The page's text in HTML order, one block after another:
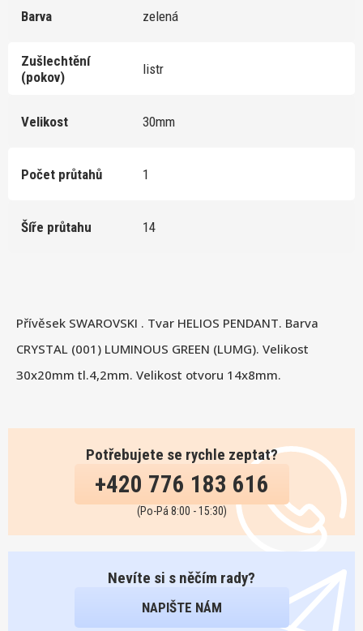
Přívěsek SWAROVSKI . Tvar HELIOS PENDANT. Barva
CRYSTAL (001) LUMINOUS GREEN (LUMG). Velikost
30x20mm tl.4,2mm. Velikost otvoru 14x8mm.
Potřebujete se rychle zeptat?
+420 776 183 616
(Po-Pá 8:00 - 15:30)
Nevíte si s něčím rady?
NAPIŠTE NÁM
Barva zelená
Zušlechtění
(pokov)
listr
Velikost 30mm
Počet průtahů 1
Šíře průtahu 14